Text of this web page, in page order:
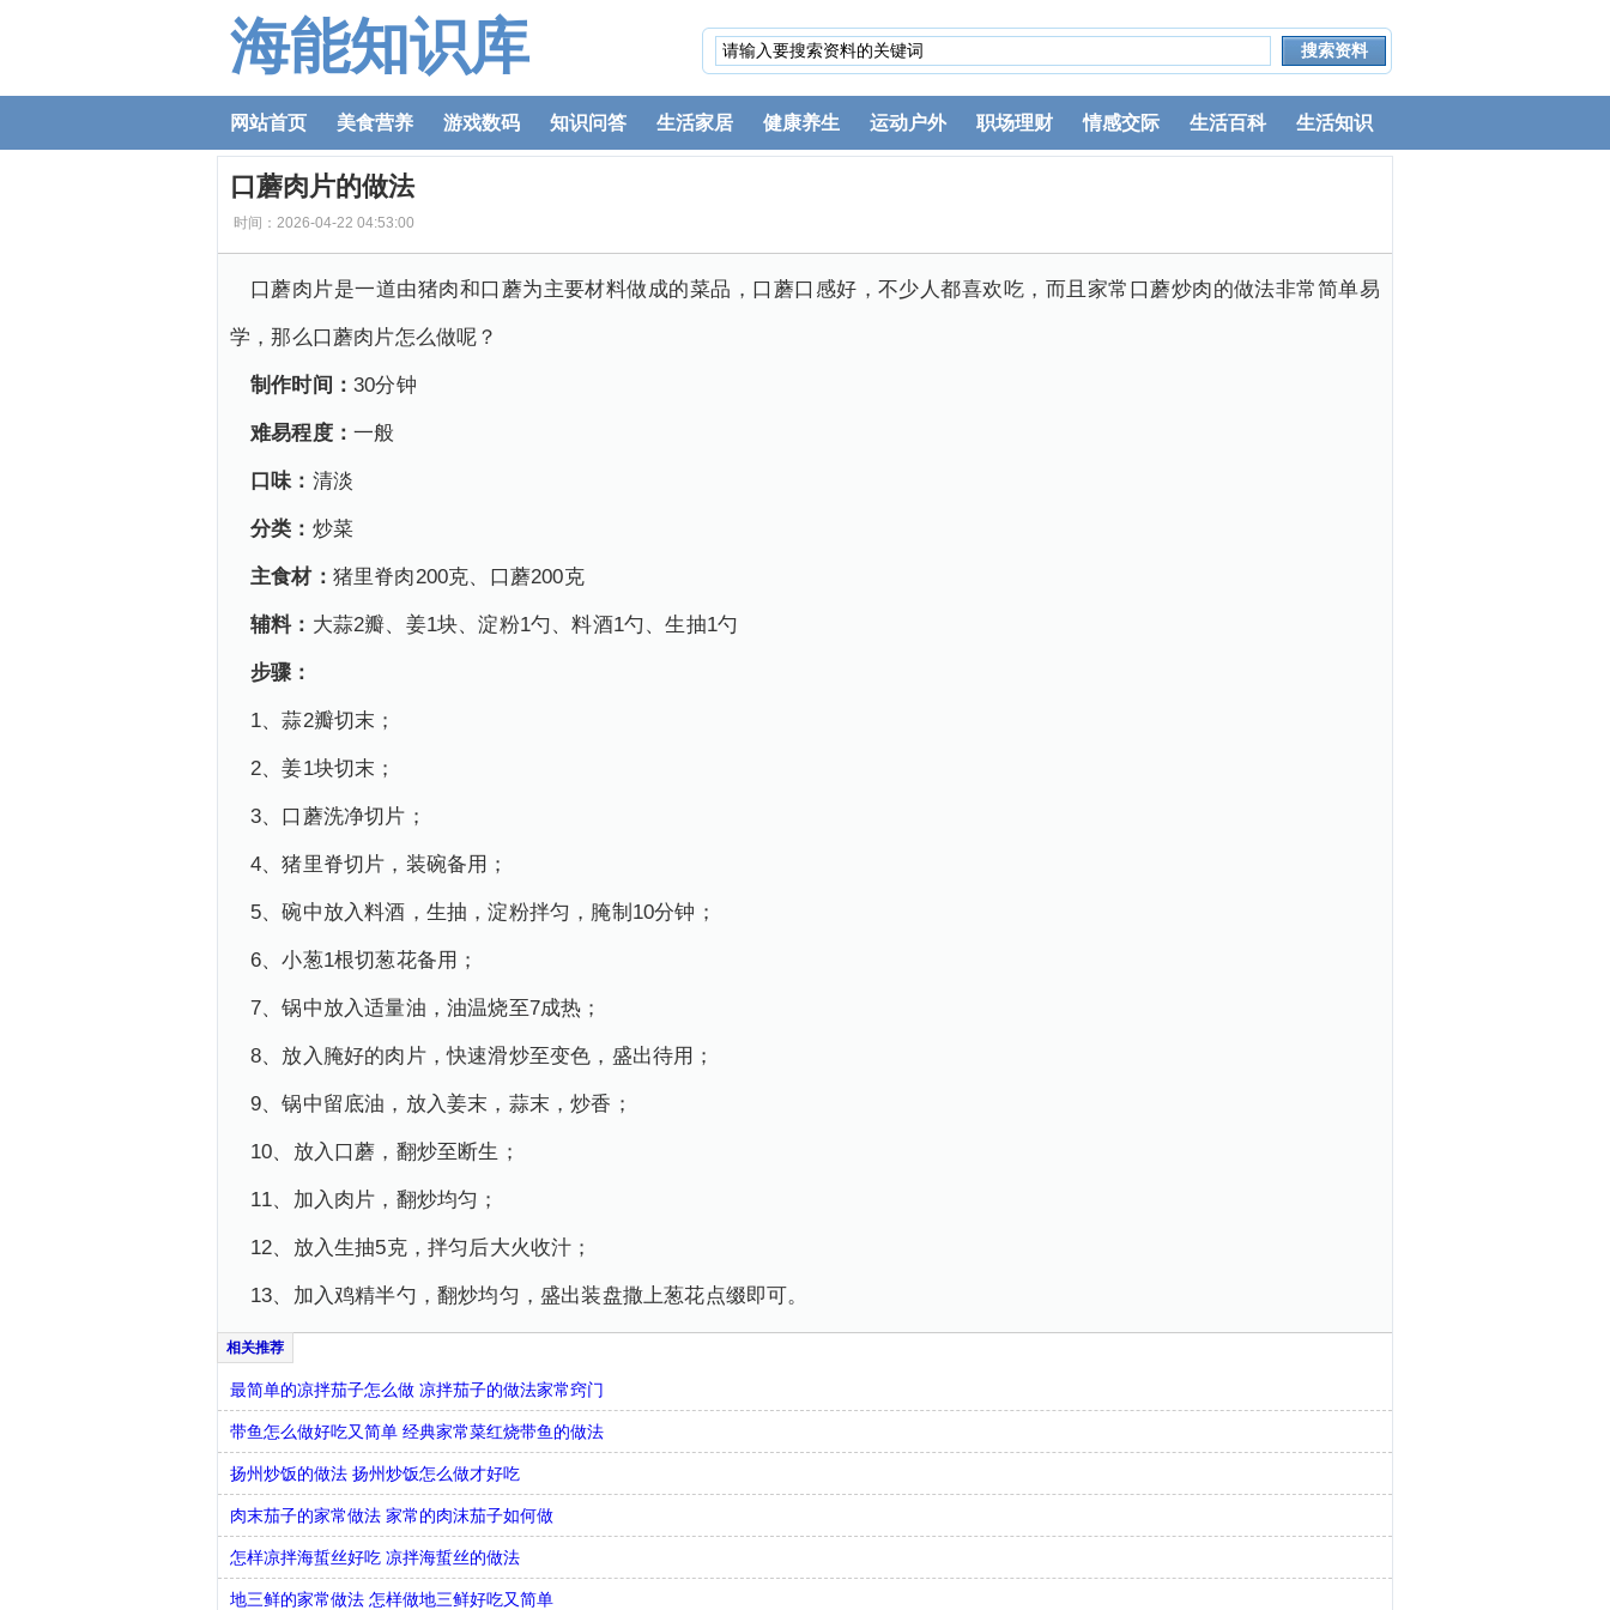
海能知识库
网站首页 美食营养 游戏数码 知识问答 生活家居 健康养生 运动户外 职场理财 情感交际 生活百科 生活知识
口蘑肉片的做法
时间：2026-04-22 04:53:00
口蘑肉片是一道由猪肉和口蘑为主要材料做成的菜品，口蘑口感好，不少人都喜欢吃，而且家常口蘑炒肉的做法非常简单易
学，那么口蘑肉片怎么做呢？
制作时间： 30分钟
难易程度： 一般
口味： 清淡
分类： 炒菜
主食材： 猪里脊肉200克、口蘑200克
辅料： 大蒜2瓣、姜1块、淀粉1勺、料酒1勺、生抽1勺
步骤：
1、蒜2瓣切末；
2、姜1块切末；
3、口蘑洗净切片；
4、猪里脊切片，装碗备用；
5、碗中放入料酒，生抽，淀粉拌匀，腌制10分钟；
6、小葱1根切葱花备用；
7、锅中放入适量油，油温烧至7成热；
8、放入腌好的肉片，快速滑炒至变色，盛出待用；
9、锅中留底油，放入姜末，蒜末，炒香；
10、放入口蘑，翻炒至断生；
11、加入肉片，翻炒均匀；
12、放入生抽5克，拌匀后大火收汁；
13、加入鸡精半勺，翻炒均匀，盛出装盘撒上葱花点缀即可。
最简单的凉拌茄子怎么做 凉拌茄子的做法家常窍门
带鱼怎么做好吃又简单 经典家常菜红烧带鱼的做法
扬州炒饭的做法 扬州炒饭怎么做才好吃
肉末茄子的家常做法 家常的肉沫茄子如何做
怎样凉拌海蜇丝好吃 凉拌海蜇丝的做法
地三鲜的家常做法 怎样做地三鲜好吃又简单